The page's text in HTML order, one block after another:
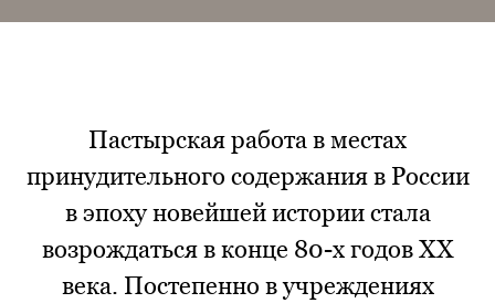
Пастырская работа в местах
принудительного содержания в России
в эпоху новейшей истории стала
возрождаться в конце 80-х годов XX
века. Постепенно в учреждениях